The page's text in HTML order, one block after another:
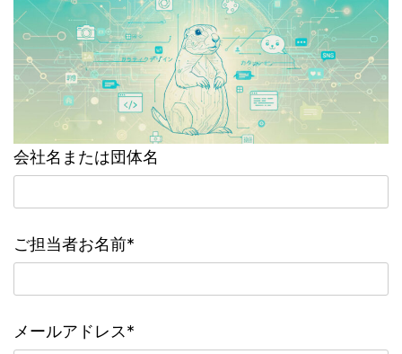
会社名または団体名
ご担当者お名前*
メールアドレス*